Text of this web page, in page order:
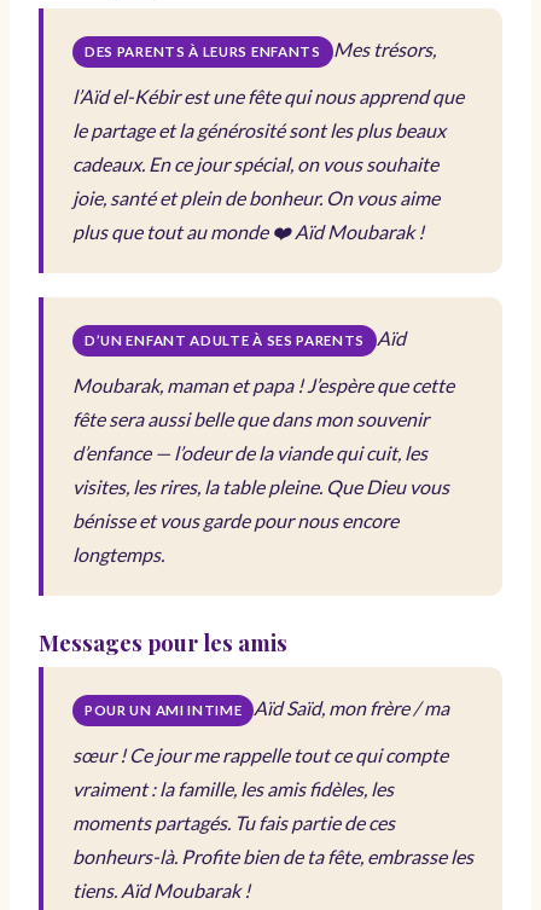
DES PARENTS À LEURS ENFANTS Mes trésors,
l’Aïd el-Kébir est une fête qui nous apprend que
le partage et la générosité sont les plus beaux
cadeaux. En ce jour spécial, on vous souhaite
joie, santé et plein de bonheur. On vous aime
plus que tout au monde ❤️ Aïd Moubarak !
D’UN ENFANT ADULTE À SES PARENTS Aïd
Moubarak, maman et papa ! J’espère que cette
fête sera aussi belle que dans mon souvenir
d’enfance — l’odeur de la viande qui cuit, les
visites, les rires, la table pleine. Que Dieu vous
bénisse et vous garde pour nous encore
longtemps.
Messages pour les amis
POUR UN AMI INTIME Aïd Saïd, mon frère / ma
sœur ! Ce jour me rappelle tout ce qui compte
vraiment : la famille, les amis fidèles, les
moments partagés. Tu fais partie de ces
bonheurs-là. Profite bien de ta fête, embrasse les
tiens. Aïd Moubarak !